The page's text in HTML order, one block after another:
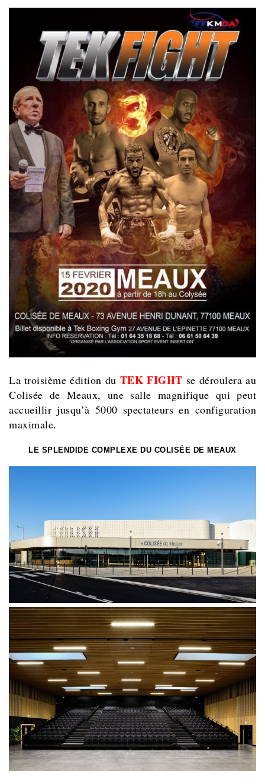
La troisième édition du TEK FIGHT se déroulera au
Colisée de Meaux, une salle magnifique qui peut
accueillir jusqu’à 5000 spectateurs en configuration
maximale.
LE SPLENDIDE COMPLEXE DU COLISÉE DE MEAUX